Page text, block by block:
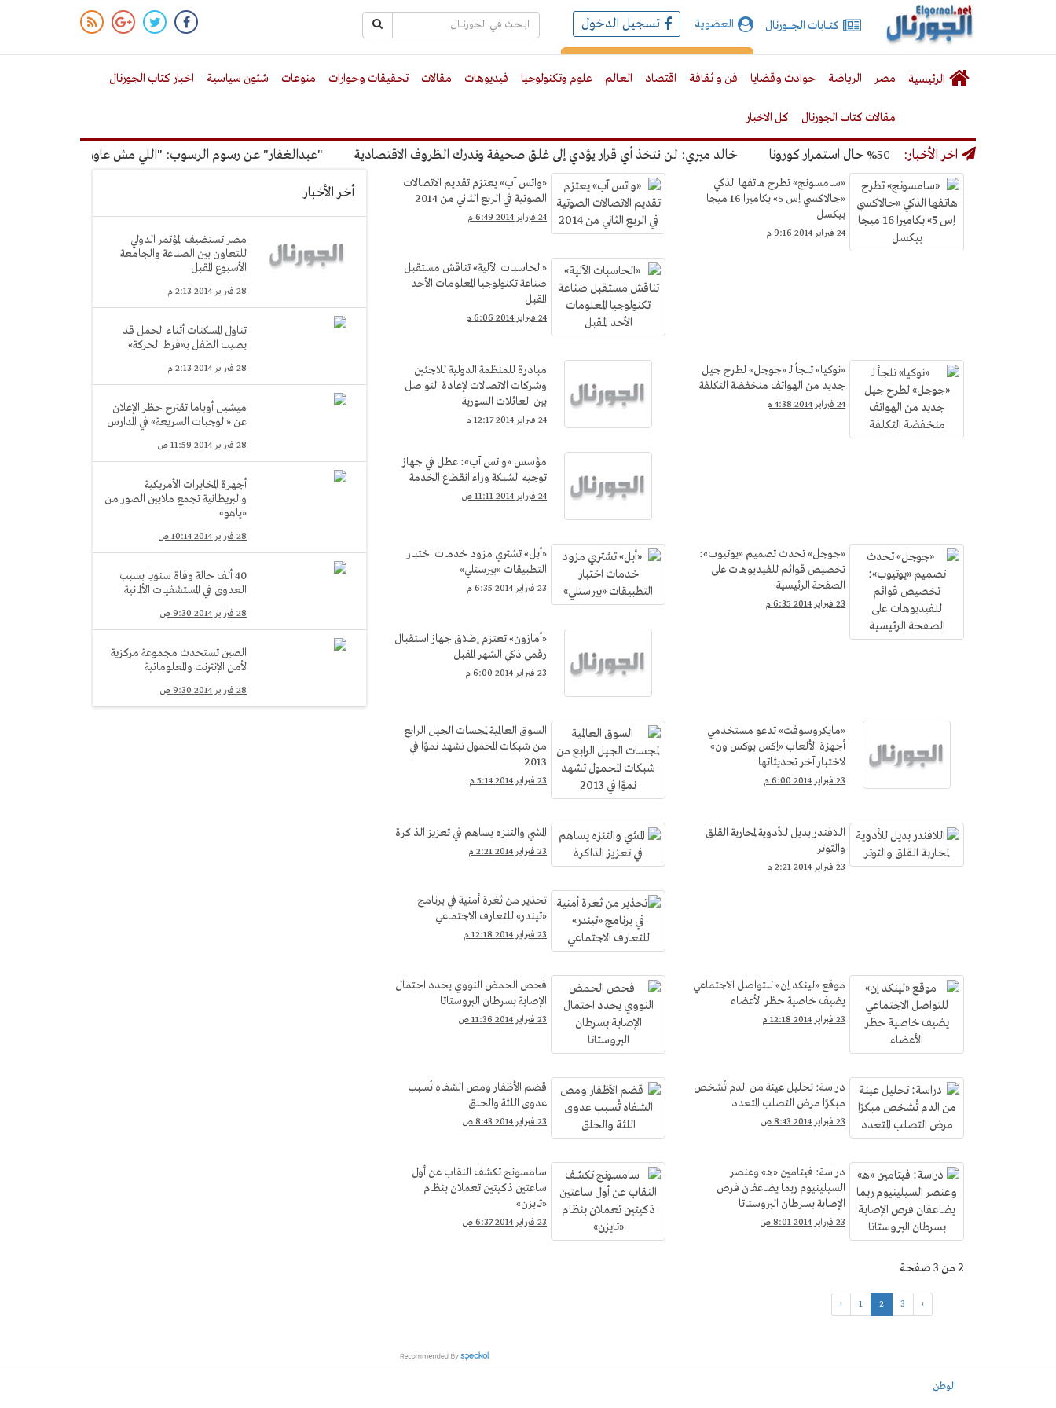
الجورنال
نت
كتـــابات الجـــــورنال العضوية تسجيل الدخول
الرئيسية مصر الرياضة حوادث وقضايا فن و ثقافة اقتصاد العالم علوم وتكنولوجيا فيديوهات مقالات تحقيقات وحوارات منوعات شئون سياسية اخبار كتاب الجورنال
مقالات كتاب الجورنال كل الاخبار
اخر الأخبار:
بنسبة 50% حال استمرار كورونا خالد ميري: لن نتخذ أي قرار يؤدي إلى غلق صحيفة وندرك الظروف الاقتصادية "عبدالغفار" عن رسوم الرسوب: "اللي مش عاوز يتعلم ملوش مجانية"
علوم
وتكنولوجيا
«سامسونج» تطرح هاتفها الذكي
«جالاكسي إس 5» بكاميرا 16 ميجا
بيكسل
24 فبراير 2014 9:16 م
«واتس آب» يعتزم تقديم الاتصالات
الصوتية في الربع الثاني من 2014
24 فبراير 2014 6:49 م
«الحاسبات الآلية» تناقش مستقبل
صناعة تكنولوجيا المعلومات الأحد
المقبل
24 فبراير 2014 6:06 م
«نوكيا» تلجأ لـ «جوجل» لطرح جيل
جديد من الهواتف منخفضة التكلفة
24 فبراير 2014 4:38 م
مبادرة للمنظمة الدولية للاجئين
وشركات الاتصالات لإعادة التواصل
بين العائلات السورية
24 فبراير 2014 12:17 م
مؤسس «واتس آب»: عطل في جهاز
توجيه الشبكة وراء انقطاع الخدمة
24 فبراير 2014 11:11 ص
«جوجل» تحدث تصميم «يوتيوب»:
تخصيص قوائم للفيديوهات على
الصفحة الرئيسية
23 فبراير 2014 6:35 م
«أبل» تشتري مزود خدمات اختبار
التطبيقات «بيرستلي»
23 فبراير 2014 6:35 م
«أمازون» تعتزم إطلاق جهاز استقبال
رقمي ذكي الشهر المقبل
23 فبراير 2014 6:00 م
«مايكروسوفت» تدعو مستخدمي
أجهزة الألعاب «إكس بوكس ون»
لاختبار آخر تحديثاتها
23 فبراير 2014 6:00 م
السوق العالمية لمجسات الجيل الرابع
من شبكات المحمول تشهد نموًا في
2013
23 فبراير 2014 5:14 م
اللافندر بديل للأدوية لمحاربة القلق
والتوتر
23 فبراير 2014 2:21 م
المشي والتنزه يساهم في تعزيز الذاكرة
23 فبراير 2014 2:21 م
تحذير من ثغرة أمنية في برنامج
«تيندر» للتعارف الاجتماعي
23 فبراير 2014 12:18 م
موقع «لينكد إن» للتواصل الاجتماعي
يضيف خاصية حظر الأعضاء
23 فبراير 2014 12:18 م
فحص الحمض النووي يحدد احتمال
الإصابة بسرطان البروستاتا
23 فبراير 2014 11:36 ص
دراسة: تحليل عينة من الدم تُشخص
مبكرًا مرض التصلب المتعدد
23 فبراير 2014 8:43 ص
قضم الأظفار ومص الشفاه تُسبب
عدوى اللثة والحلق
23 فبراير 2014 8:43 ص
دراسة: فيتامين «هـ» وعنصر
السيلينيوم ربما يضاعفان فرص
الإصابة بسرطان البروستاتا
23 فبراير 2014 8:01 ص
سامسونج تكشف النقاب عن أول
ساعتين ذكيتين تعملان بنظام
«تايزن»
23 فبراير 2014 6:37 ص
2 من 3 صفحة
‹ 1 2 3 ›
أخر الأخبار
مصر تستضيف المؤتمر الدولي
للتعاون بين الصناعة والجامعة
الأسبوع المقبل
28 فبراير 2014 2:13 م
تناول المسكنات أثناء الحمل قد
يصيب الطفل بـ«فرط الحركة»
28 فبراير 2014 2:13 م
ميشيل أوباما تقترح حظر الإعلان
عن «الوجبات السريعة» في المدارس
28 فبراير 2014 11:59 ص
أجهزة المخابرات الأمريكية
والبريطانية تجمع ملايين الصور من
«ياهو»
28 فبراير 2014 10:14 ص
40 ألف حالة وفاة سنويا بسبب
العدوى في المستشفيات الألمانية
28 فبراير 2014 9:30 ص
الصين تستحدث مجموعة مركزية
لأمن الإنترنت والمعلوماتية
28 فبراير 2014 9:30 ص
الوطن